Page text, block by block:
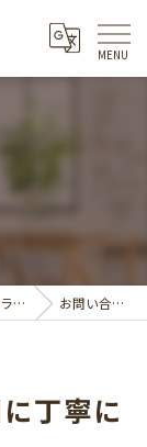
土岐市の工務店｜自然素材の家づくりならウッドライフ株式会社 お問い合わせ
丁寧に